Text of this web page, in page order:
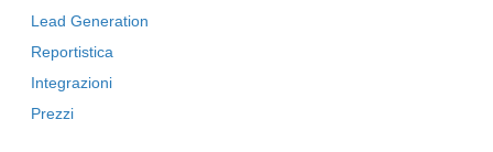
Lead Generation
Reportistica
Integrazioni
Prezzi